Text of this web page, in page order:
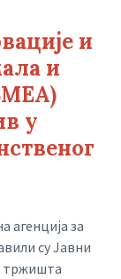
и
и
у
агенција за
су Јавни
тржишта